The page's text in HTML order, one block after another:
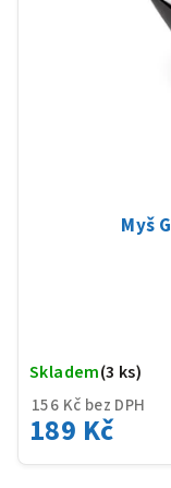
156 Kč bez DPH
189 Kč
Skladem(3 ks)